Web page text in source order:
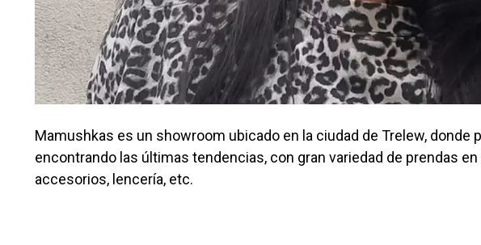
Mamushkas es un showroom ubicado en la ciudad de Trelew, donde
encontrando las últimas tendencias, con gran variedad de prendas
accesorios, lencería, etc.